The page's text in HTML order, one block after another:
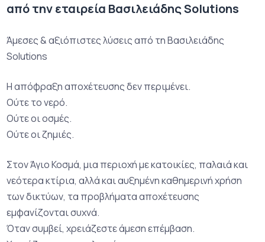
από την εταιρεία Βασιλειάδης Solutions
Άμεσες & αξιόπιστες λύσεις από τη Βασιλειάδης
Solutions
Η απόφραξη αποχέτευσης δεν περιμένει.
Ούτε το νερό.
Ούτε οι οσμές.
Ούτε οι ζημιές.
Στον Άγιο Κοσμά, μια περιοχή με κατοικίες, παλαιά και
νεότερα κτίρια, αλλά και αυξημένη καθημερινή χρήση
των δικτύων, τα προβλήματα αποχέτευσης
εμφανίζονται συχνά.
Όταν συμβεί, χρειάζεστε άμεση επέμβαση.